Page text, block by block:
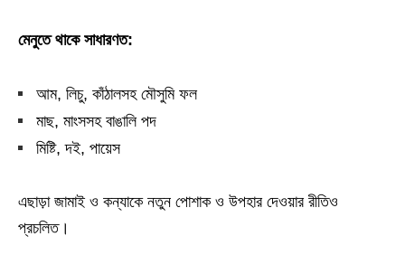
মেনুতে থাকে সাধারণত:
আম, লিচু, কাঁঠালসহ মৌসুমি ফল
মাছ, মাংসসহ বাঙালি পদ
মিষ্টি, দই, পায়েস
এছাড়া জামাই ও কন্যাকে নতুন পোশাক ও উপহার দেওয়ার রীতিও
প্রচলিত।